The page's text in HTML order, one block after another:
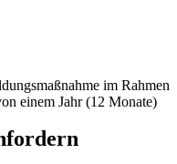
im Rahmen
einem Jahr (12 Monate)